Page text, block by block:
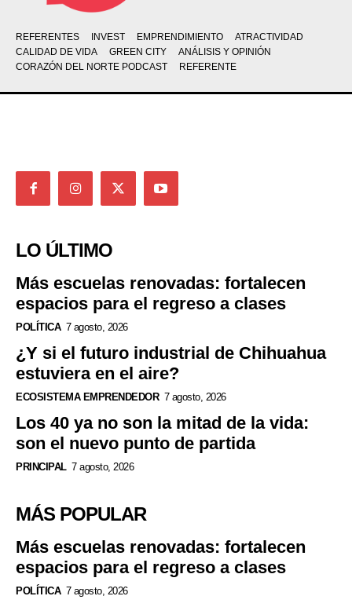
REFERENTES INVEST EMPRENDIMIENTO
ATRACTIVIDAD
CALIDAD DE VIDA
GREEN CITY
ANÁLISIS Y OPINIÓN
CORAZÓN DEL NORTE PODCAST
REFERENTE
LO ÚLTIMO
Más escuelas renovadas: fortalecen
espacios para el regreso a clases
POLÍTICA 7 agosto, 2026
¿Y si el futuro industrial de Chihuahua
estuviera en el aire?
ECOSISTEMA EMPRENDEDOR 7 agosto, 2026
Los 40 ya no son la mitad de la vida:
son el nuevo punto de partida
PRINCIPAL 7 agosto, 2026
MÁS POPULAR
Más escuelas renovadas: fortalecen
espacios para el regreso a clases
POLÍTICA 7 agosto, 2026